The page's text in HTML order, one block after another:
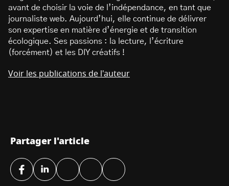
avant de choisir la voie de l’indépendance, en tant que
journaliste web. Aujourd’hui, elle continue de délivrer
son expertise en matière d’énergie et de transition
écologique. Ses passions : la lecture, l’écriture
(forcément) et les DIY créatifs !
Voir les publications de l'auteur
Partager l'article